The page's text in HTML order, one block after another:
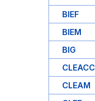
BIEF
BIEM
BIG
CLEACC
CLEAM